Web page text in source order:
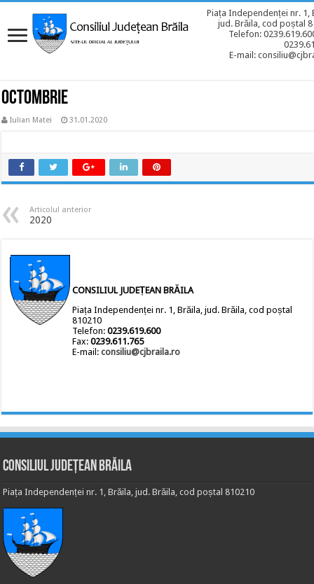
Piața Independenței nr. 1,
jud. Brăila, cod poștal
Telefon:
E-mail:
OCTOMBRIE
Iulian Matei 31.01.2020
Articolul anterior
2020
CONSILIUL JUDEȚEAN BRĂILA
Piața Independenței nr. 1, Brăila, jud. Brăila, cod poștal
810210
Telefon:0239.619.600
Fax:0239.611.765
E-mail:consiliu@cjbraila.ro
Consiliul Județean Brăila
Piața Independenței nr. 1, Brăila, jud. Brăila, cod poștal 810210